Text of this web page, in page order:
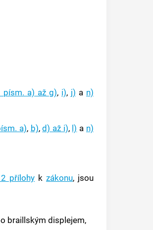
a) až g), i), j) a n)
a), b),d) až i), l) a n)
přílohy k zákonu, jsou
braillským displejem,